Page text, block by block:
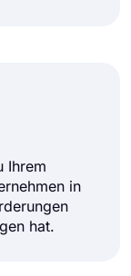
Ihrem
in
hat.